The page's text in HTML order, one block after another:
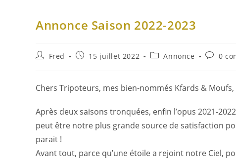
Annonce Saison 2022-2023
Fred 15 juillet 2022 Annonce 0
Chers Tripoteurs, mes bien-nommés Kfards & Moufs,
Après deux saisons tronquées, enfin l’opus 2021-
peut être notre plus grande source de satisfaction
parait !
Avant tout, parce qu’une étoile a rejoint notre Ciel,